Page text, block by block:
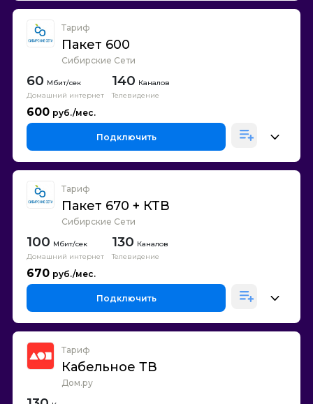
Тариф
Пакет 600
Сибирские Сети
60
Домашний интернет
140 Каналов
Телевидение
600
Подключить
Тариф
Пакет 670 + КТВ
Сибирские Сети
100
Домашний интернет
130 Каналов
Телевидение
670
Подключить
Тариф
Кабельное ТВ
Дом.ру